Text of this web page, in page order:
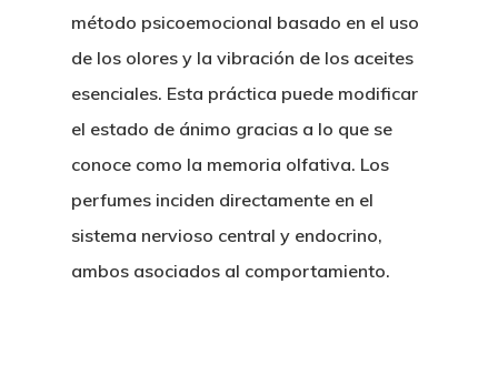
método psicoemocional basado en el uso
de los olores y la vibración de los aceites
esenciales. Esta práctica puede modificar
el estado de ánimo gracias a lo que se
conoce como la memoria olfativa. Los
perfumes inciden directamente en el
sistema nervioso central y endocrino,
ambos asociados al comportamiento.